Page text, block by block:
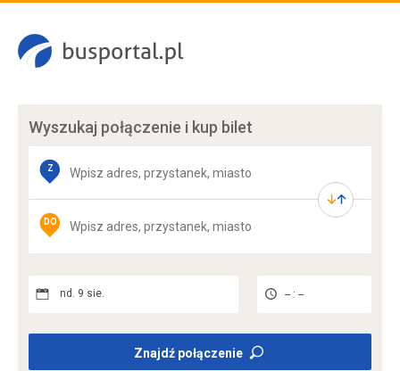
Wyszukaj połączenie i kup bilet
Z
DO
nd. 9 sie. -- : --
Znajdź połączenie